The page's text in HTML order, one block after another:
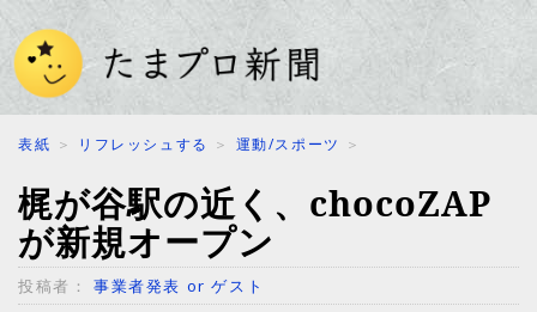
表紙 ＞ リフレッシュする ＞ 運動/スポーツ ＞
梶が谷駅の近く、chocoZAP
が新規オープン
投稿者： 事業者発表 or ゲスト